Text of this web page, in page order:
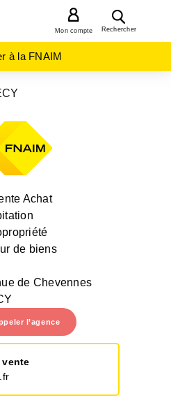
Rechercher
Mon compte
à la FNAIM
Achat
de biens
de Chevennes
l’agence
vente